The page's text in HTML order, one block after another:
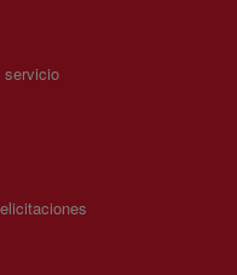
servicio